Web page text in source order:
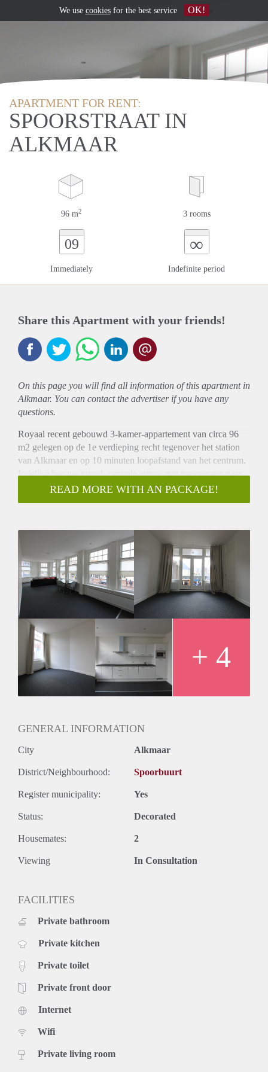
APARTMENT FOR RENT:
SPOORSTRAAT IN
ALKMAAR
96 m2 3 rooms
09
Immediately
∞
Indefinite period
Share this Apartment with your friends!
On this page you will find all information of this apartmentin
Alkmaar. You can contact the advertiser if you have any
questions.
Royaal recent gebouwd 3-kamer-appartement van circa 96
m2 gelegen op de 1e verdieping recht tegenover het station
van Alkmaar en op 10 minuten loopafstand van het centrum.
Indeling begane grond: centrale entree met trapopgang naar
de 2 appartementen. 1e Verdieping: entree/hal, hoek gelegen
woonkamer met zeer veel lichtinval, open moderne keuken
wastafelcombinatie, douchehoek en separate toiletruimte met
hangend toilet. Het appartement wordt geheel geschilderd,
voorzien van donkere vloerbedekking en lichte
raambekleding opgeleverd.
READ MORE WITH AN PACKAGE!
+ 4
GENERAL INFORMATION
City Alkmaar
District/Neighbourhood: Spoorbuurt
Register municipality: Yes
Status: Decorated
Housemates: 2
Viewing In Consultation
FACILITIES
Private bathroom
Private kitchen
Private toilet
Private front door
Internet
Wifi
Private living room
We use cookiesfor the best service OK!